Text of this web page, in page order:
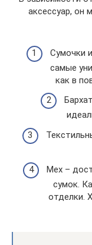
аксессуар, он
Сумочки
самые
как в
Мех –
сумок.
отделки.